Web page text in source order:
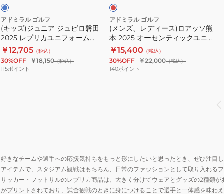
ビ
ロ
磐
田
2025
レ
ー
ム
AFJ533
アドミラル ゴルフ
(キッズ)ジュニア ジュビロ磐田
2025 レプリカユニフォーム
AFJ533 SAX
￥12,705 （税込）
30%OFF ￥18,150（税込）
115ポイント
ア
ッ
ソ
熊
本
2025
ク
ユ
ニ
アドミラル ゴルフ
(メンズ、レディース)ロアッソ熊
本 2025 オーセンティックユニフ
ォーム AFM552 RED
￥15,400 （税込）
30%OFF ￥22,000（税込）
140ポイント
好きなチームや選手への応援気持ちをもっと形にしたいと思ったとき、ぜひ注目
アイテムで、スタジアム観戦はもちろん、日常のファッションとして取り入れるフ
サッカー・フットサルのレプリカ商品は、大きく分けてウェアとグッズの2種類
がプリントされており、試合観戦のときに身につけることで選手と一体感を味わ